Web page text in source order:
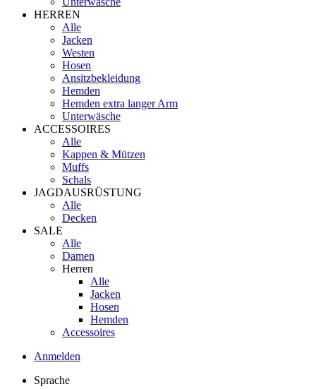
HERREN
Alle
Jacken
Westen
Hosen
Ansitzbekleidung
Hemden
Hemden extra langer Arm
Unterwäsche
ACCESSOIRES
Alle
Kappen & Mützen
Muffs
Schals
JAGDAUSRÜSTUNG
Alle
Decken
SALE
Alle
Damen
Herren
Alle
Jacken
Hosen
Hemden
Accessoires
Anmelden
Sprache